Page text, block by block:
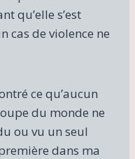
qu’elle s’est
cas de violence ne
ce qu’aucun
du monde ne
ou vu un seul
dans ma